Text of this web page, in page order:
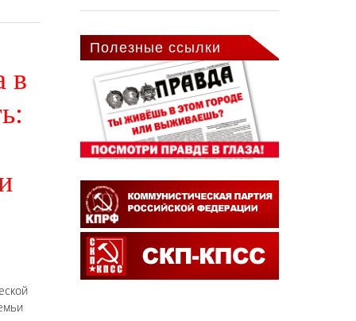
в
Полезные ссылки